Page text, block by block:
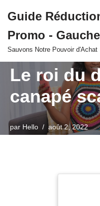
au
contenu
Guide
Promo -
Sauvons Notre Pouvoir d'Achat
Le roi du
canapé
par Hello août 2, 2022